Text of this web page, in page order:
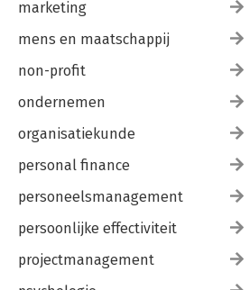
marketing
mens en maatschappij
non-profit
ondernemen
organisatiekunde
personal finance
personeelsmanagement
persoonlijke effectiviteit
projectmanagement